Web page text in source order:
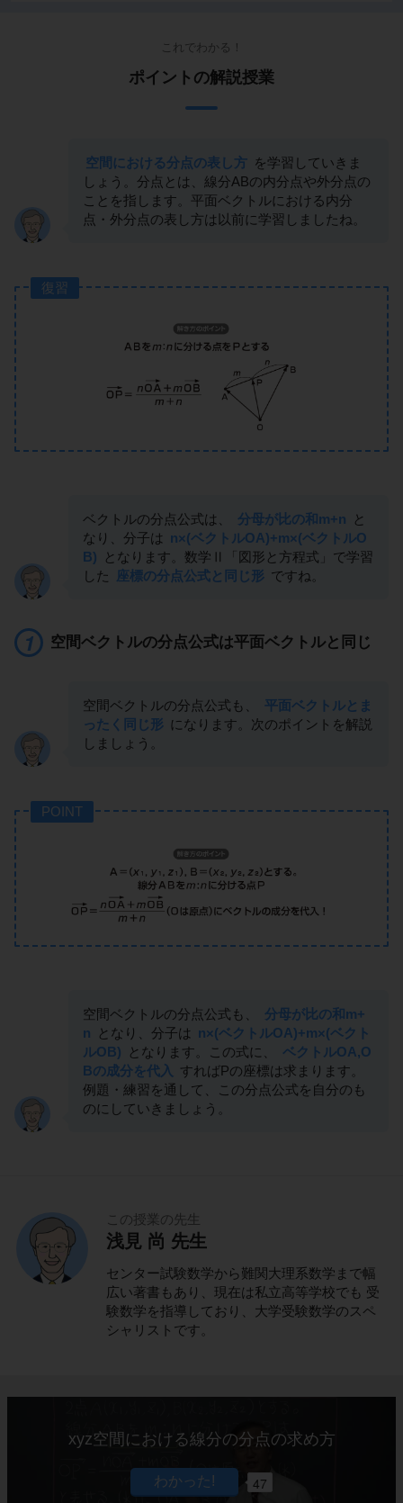
これでわかる！
ポイントの解説授業
空間における分点の表し方 を学習していきま
しょう。分点とは、線分ABの内分点や外分点の
ことを指します。平面ベクトルにおける内分
点・外分点の表し方は以前に学習しましたね。
復習
ベクトルの分点公式は、 分母が比の和m+n
と
なり、分子は n×(ベクトルOA)+m×(ベクトルO
B)
となります。数学Ⅱ「図形と方程式」で学習
した
座標の分点公式と同じ形 ですね。
空間ベクトルの分点公式は平面ベクトルと同じ
空間ベクトルの分点公式も、
平面ベクトルとま
ったく同じ形 になります。次のポイントを解説
しましょう。
POINT
空間ベクトルの分点公式も、
分母が比の和m+
n
となり、分子は n×(ベクトルOA)+m×(ベクト
ルOB)
となります。この式に、
ベクトルOA,O
Bの成分を代入
すればPの座標は求まります。
例題・練習を通して、この分点公式を自分のも
のにしていきましょう。
この授業の先生
浅見 尚 先生
センター試験数学から難関大理系数学まで幅
広い著書もあり、現在は私立高等学校でも 受
験数学を指導しており、大学受験数学のスペ
シャリストです。
xyz空間における線分の分点の求め方
47